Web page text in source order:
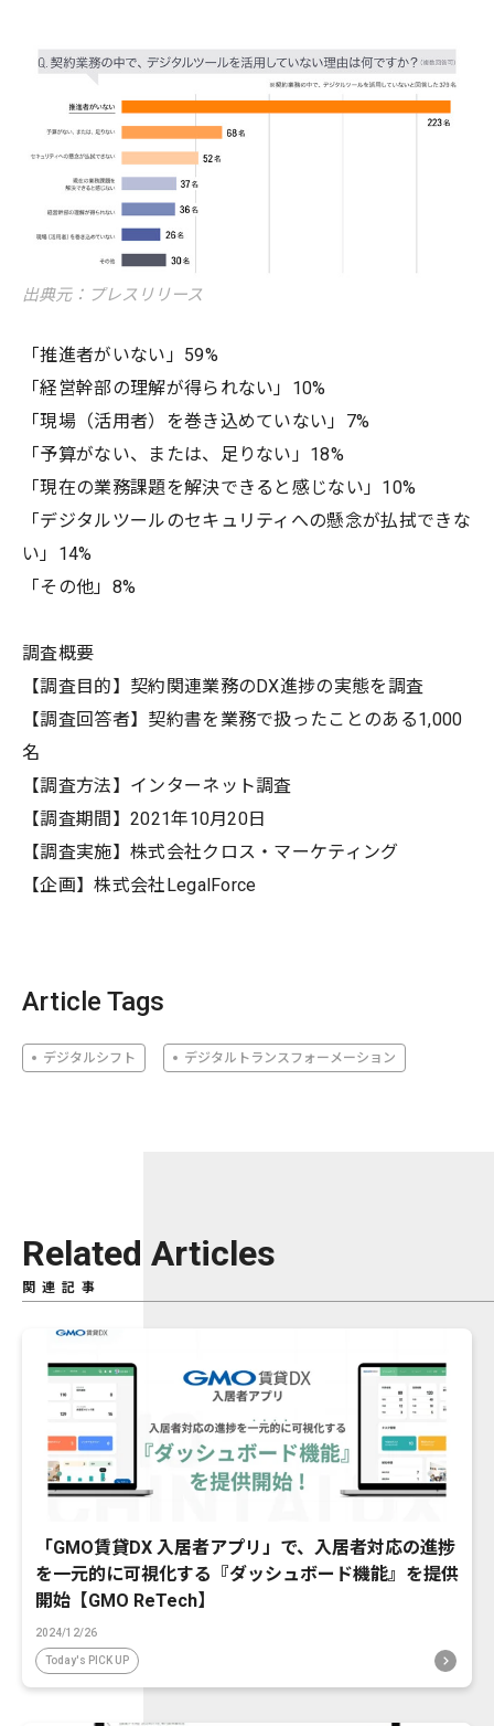
出典元：プレスリリース
「推進者がいない」59%
「経営幹部の理解が得られない」10%
「現場（活用者）を巻き込めていない」7%
「予算がない、または、足りない」18%
「現在の業務課題を解決できると感じない」10%
「デジタルツールのセキュリティへの懸念が払拭できな
い」14%
「その他」8%
調査概要
【調査目的】契約関連業務のDX進捗の実態を調査
【調査回答者】契約書を業務で扱ったことのある1,000
名
【調査方法】インターネット調査
【調査期間】2021年10月20日
【調査実施】株式会社クロス・マーケティング
【企画】株式会社LegalForce
Article Tags
デジタルシフト デジタルトランスフォーメーション
Related Articles
関連記事
「GMO賃貸DX 入居者アプリ」で、入居者対応の進捗
を一元的に可視化する『ダッシュボード機能』を提供
開始【GMO ReTech】
2024/12/26
Today's PICK UP